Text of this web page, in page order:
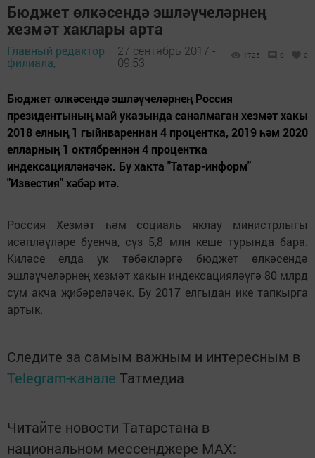
Бюджет өлкәсендә эшләүчеләрнең
хезмәт хаклары арта
Главный редактор
филиала,
27 сентябрь 2017 -
09:53
1725 0 0
Бюджет өлкәсендә эшләүчеләрнең Россия
президентының май указында саналмаган хезмәт хакы
2018 елның 1 гыйнвареннан 4 процентка, 2019 һәм 2020
елларның 1 октябреннән 4 процентка
индексацияләнәчәк. Бу хакта "Татар-информ"
"Известия" хәбәр итә.
Россия Хезмәт һәм социаль яклау министрлыгы
исәпләүләре буенча, сүз 5,8 млн кеше турында бара.
Киләсе елда ук төбәкләргә бюджет өлкәсендә
эшләүчеләрнең хезмәт хакын индексацияләүгә 80 млрд
сум акча җибәреләчәк. Бу 2017 елгыдан ике тапкырга
артык.
Следите за самым важным и интересным в
Telegram-канале Татмедиа
Читайте новости Татарстана в
национальном мессенджере MАХ: